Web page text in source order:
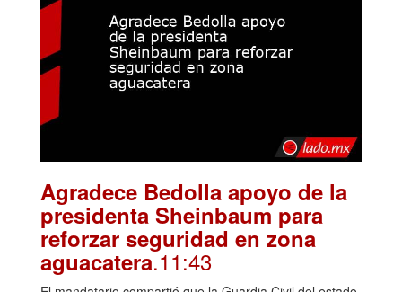
Agradece Bedolla apoyo de la
presidenta Sheinbaum para
reforzar seguridad en zona
aguacatera.11:43